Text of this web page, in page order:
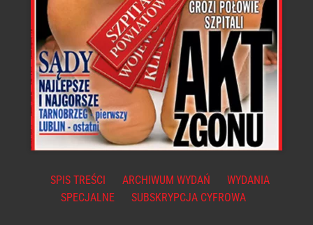
SPIS TREŚCI ARCHIWUM WYDAŃ
WYDANIA
SPECJALNE
SUBSKRYPCJA CYFROWA